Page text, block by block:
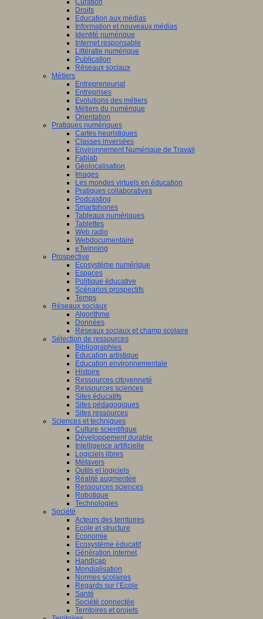
Curation
Droits
Education aux médias
Information et nouveaux médias
Identité numérique
Internet responsable
Littératie numérique
Publication
Réseaux sociaux
Métiers
Entrepreneuriat
Entreprises
Evolutions des métiers
Métiers du numérique
Orientation
Pratiques numériques
Cartes heuristiques
Classes inversées
Environnement Numérique de Travail
Fablab
Géolocalisation
Images
Les mondes virtuels en éducation
Pratiques collaboratives
Podcasting
Smartphones
Tableaux numériques
Tablettes
Web radio
Webdocumentaire
eTwinning
Prospective
Ecosystème numérique
Espaces
Politique éducative
Scénarios prospectifs
Temps
Réseaux sociaux
Algorithme
Données
Réseaux sociaux et champ scolaire
Sélection de ressources
Bibliographies
Education artistique
Education environnementale
Histoire
Ressources citoyenneté
Ressources sciences
Sites éducatifs
Sites pédagogiques
Sites ressources
Sciences et techniques
Culture scientifique
Développement durable
Intelligence artificielle
Logiciels libres
Métavers
Outils et logiciels
Réalité augmentée
Ressources sciences
Robotique
Technologies
Société
Acteurs des territoires
Ecole et structure
Economie
Ecosystème éducatif
Génération internet
Handicap
Mondialisation
Normes scolaires
Regards sur l’Ecole
Santé
Société connectée
Territoires et projets